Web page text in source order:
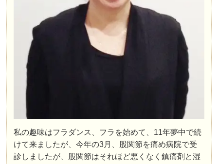
私の趣味はフラダンス、フラを始めて、11年夢中で続
けて来ましたが、今年の3月、股関節を痛め病院で受
診しましたが、股関節はそれほど悪くなく鎮痛剤と湿